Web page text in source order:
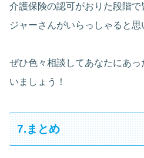
介護保険の認可がおりた段階
ジャーさんがいらっしゃると思
ぜひ色々相談してあなたにあ
いましょう！
7.まとめ